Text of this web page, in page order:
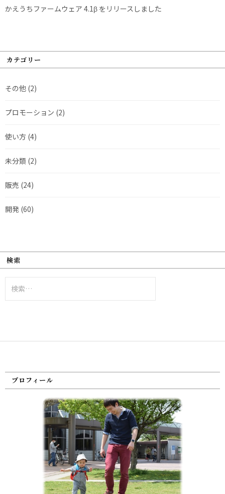
かえうちファームウェア 4.1β をリリースしました
カテゴリー
その他 (2)
プロモーション (2)
使い方 (4)
未分類 (2)
販売 (24)
開発 (60)
検索
索:
プロフィール